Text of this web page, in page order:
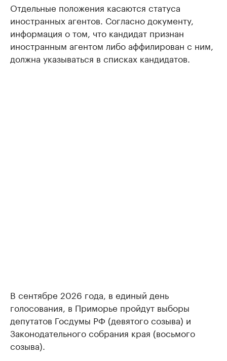
Отдельные положения касаются статуса
иностранных агентов. Согласно документу,
информация о том, что кандидат признан
иностранным агентом либо аффилирован с ним,
должна указываться в списках кандидатов.
В сентябре 2026 года, в единый день
голосования, в Приморье пройдут выборы
депутатов Госдумы РФ (девятого созыва) и
Законодательного собрания края (восьмого
созыва).